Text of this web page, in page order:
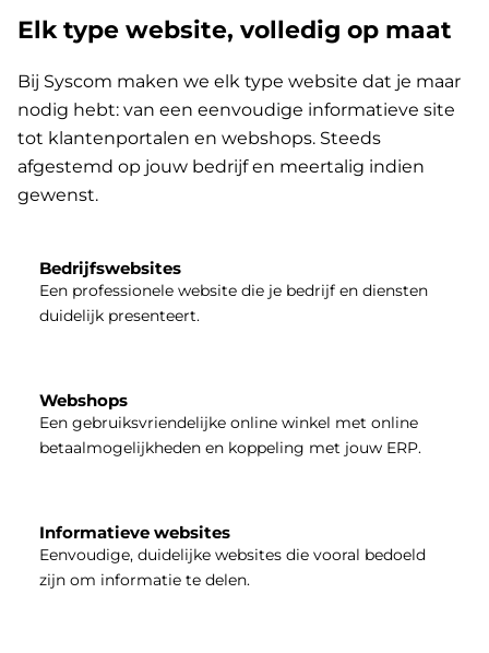
Elk type website, volledig op maat
Bij Syscom maken we elk type website dat je maar
nodig hebt: van een eenvoudige informatieve site
tot klantenportalen en webshops. Steeds
afgestemd op jouw bedrijf en meertalig indien
gewenst.
Bedrijfswebsites
Een professionele website die je bedrijf en diensten
duidelijk presenteert.
Webshops
Een gebruiksvriendelijke online winkel met online
betaalmogelijkheden en koppeling met jouw ERP.
Informatieve websites
Eenvoudige, duidelijke websites die vooral bedoeld
zijn om informatie te delen.